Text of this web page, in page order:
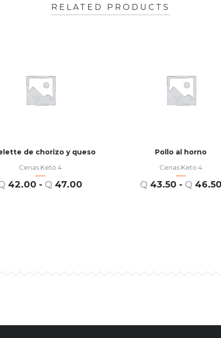
RELATED PRODUCTS
de chorizo y queso
Cenas Keto 4
42.00 - Q 47.00
Pollo al horno
Cenas Keto 4
Q 43.50 - Q